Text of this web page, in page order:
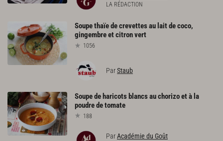
LA RÉDACTION
Soupethaïedecrevettesau laitdecoco,
gingembreetcitronvert
1056
ParStaub
Soupede haricots blancsauchorizoetà la
poudredetomate
188
ParAcadémie du Goût